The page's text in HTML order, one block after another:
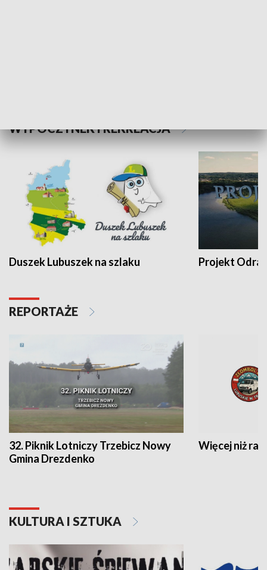
WYPOCZYNEK I REKREACJA
Duszek Lubuszek na szlaku Projekt Odra
REPORTAŻE
32. Piknik Lotniczy Trzebicz Nowy
Gmina Drezdenko
Więcej niż rajd
KULTURA I SZTUKA